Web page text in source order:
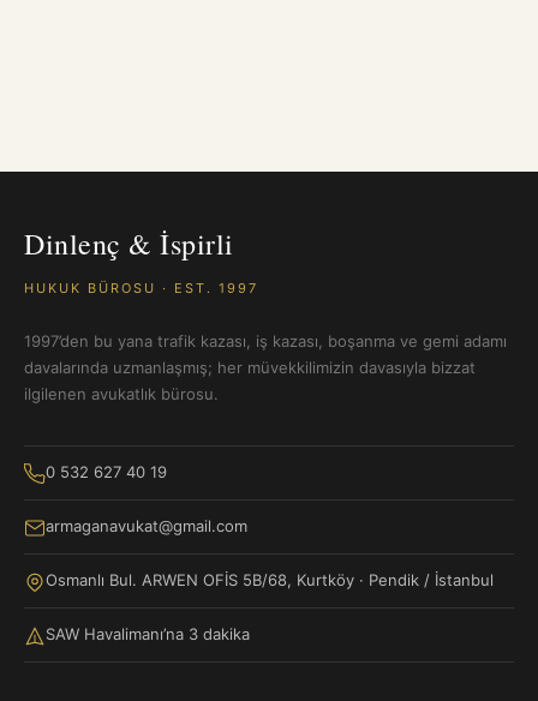
Dinlenç & İspirli
HUKUK BÜROSU · EST. 1997
1997’den bu yana trafik kazası, iş kazası, boşanma ve gemi adamı
davalarında uzmanlaşmış; her müvekkilimizin davasıyla bizzat
ilgilenen avukatlık bürosu.
0 532 627 40 19
armaganavukat@gmail.com
Osmanlı Bul. ARWEN OFİS 5B/68, Kurtköy · Pendik / İstanbul
SAW Havalimanı’na 3 dakika